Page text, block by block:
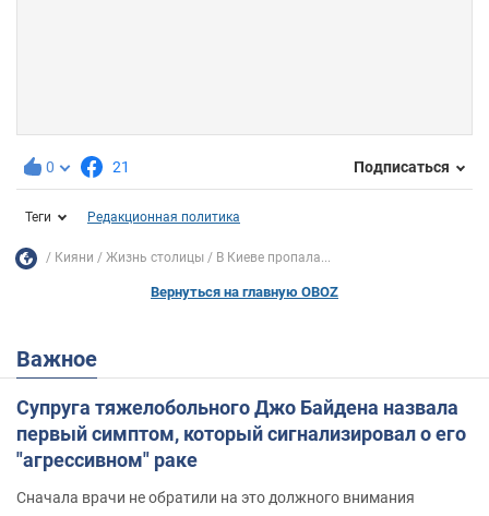
0 21 Подписаться
Теги Редакционная политика
Кияни Жизнь столицы В Киеве пропала...
Вернуться на главную OBOZ
Важное
Супруга тяжелобольного Джо Байдена назвала
первый симптом, который сигнализировал о его
"агрессивном" раке
Сначала врачи не обратили на это должного внимания